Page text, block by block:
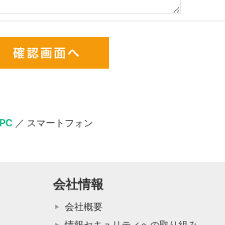
PC／ スマートフォン
会社情報
会社概要